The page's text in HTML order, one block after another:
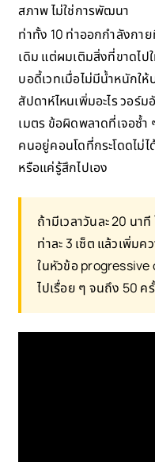
สภาพ ไม่ใช่การพัฒนา
ท่าทั้ง 10 ท่าออกกำลังกา
เดิม แต่ผมเติมสิ่งที่ขาดไป
บอดี้เวทเมื่อไม่มีน้ำหนักใ
สัปดาห์ไหนเพิ่มอะไร วอร์
เมตร ข้อผิดพลาดที่เจอซ้ำ
คนอยู่คอนโดที่กระโดดไม่
หรือแค่รู้สึกไปเอง
ถ้ามีเวลาวันละ 20 นา
ท่าละ 3 เซ็ต แล้วเพิ่ม
ในหัวข้อ progressive
ไปเรื่อย ๆ จนถึง 50 ค